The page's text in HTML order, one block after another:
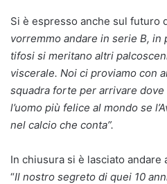
Si è espresso anche sul futuro
vorremmo andare in serie B,
tifosi si meritano altri
viscerale. Noi ci proviamo con
squadra forte per arrivare dove
l’uomo più felice al mondo se
nel calcio che conta”.
In chiusura si è lasciato andare
“Il nostro segreto di quei 10